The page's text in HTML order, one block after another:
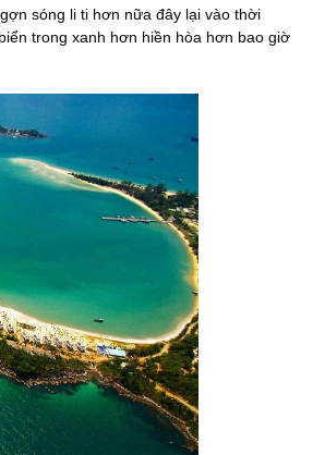
sóng li ti hơn nữa đây lại vào thời
trong xanh hơn hiền hòa hơn bao giờ